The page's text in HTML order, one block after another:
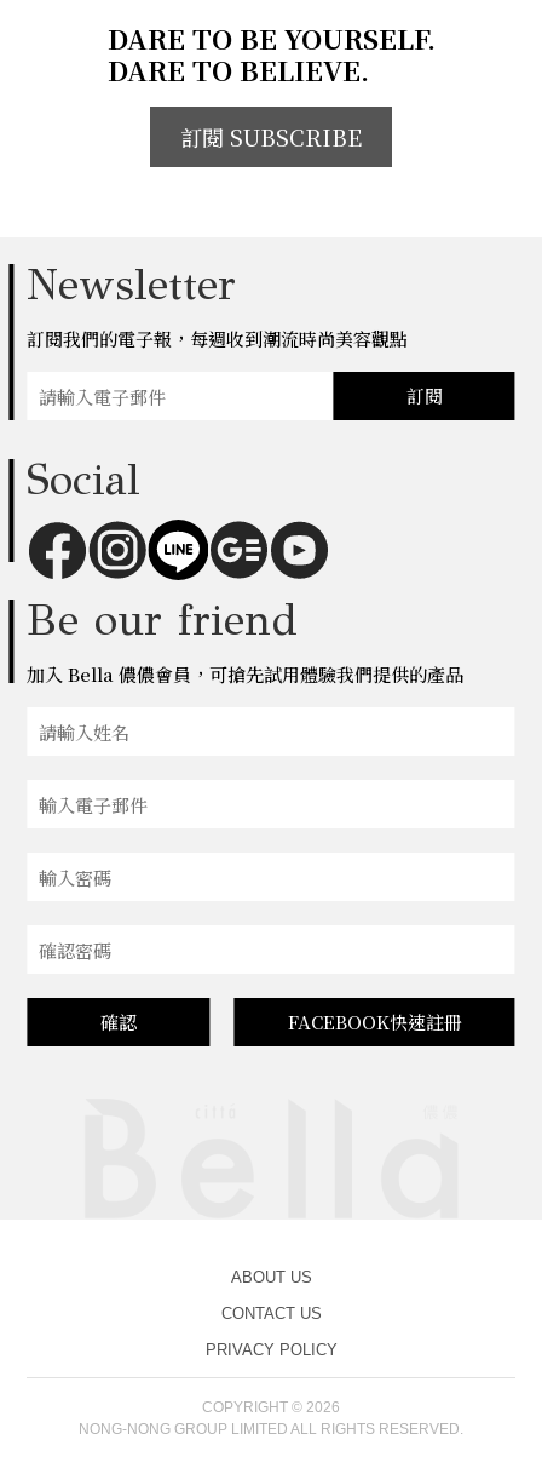
DARE TO BE YOURSELF.
DARE TO BELIEVE.
訂閱 SUBSCRIBE
Newsletter
訂閱我們的電子報，每週收到潮流時尚美容觀點
訂閱
Social
Be our friend
加入 Bella 儂儂會員，可搶先試用體驗我們提供的產品
確認 FACEBOOK快速註冊
ABOUT US
CONTACT US
PRIVACY POLICY
COPYRIGHT © 2026
NONG-NONG GROUP LIMITED ALL RIGHTS RESERVED.